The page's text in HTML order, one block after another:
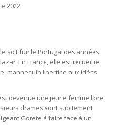
2022
soit fuir le Portugal des années
En France, elle est recueillie
mannequin libertine aux idées
devenue une jeune femme libre
drames vont subitement
Gorete à faire face à un